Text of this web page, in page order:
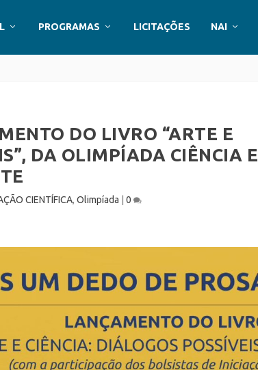
PROGRAMAS LICITAÇÕES NAI
DO LIVRO “ARTE E
DA OLIMPÍADA CIÊNCIA E
CIENTÍFICA, Olimpíada 0